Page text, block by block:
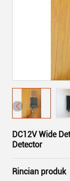
DC12V Wide
Detector
Rincian produk